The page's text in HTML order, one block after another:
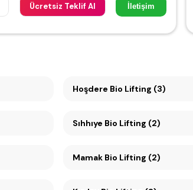
Ücretsiz Teklif Al İletişim
Hoşdere Bio Lifting (3)
Sıhhıye Bio Lifting (2)
Mamak Bio Lifting (2)